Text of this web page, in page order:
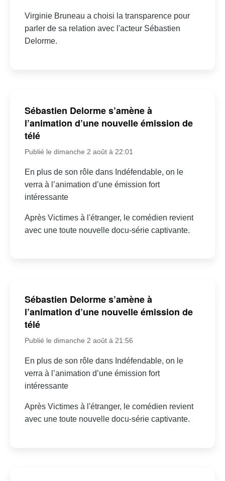
Virginie Bruneau a choisi la transparence pour
parler de sa relation avec l'acteur Sébastien
Delorme.
Sébastien Delorme s’amène à
l’animation d’une nouvelle émission de
télé
Publié le dimanche 2 août à 22:01
En plus de son rôle dans Indéfendable, on le
verra à l’animation d’une émission fort
intéressante
Après Victimes à l'étranger, le comédien revient
avec une toute nouvelle docu-série captivante.
Sébastien Delorme s’amène à
l’animation d’une nouvelle émission de
télé
Publié le dimanche 2 août à 21:56
En plus de son rôle dans Indéfendable, on le
verra à l’animation d’une émission fort
intéressante
Après Victimes à l'étranger, le comédien revient
avec une toute nouvelle docu-série captivante.